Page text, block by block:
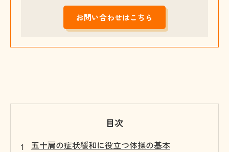
お問い合わせはこちら
目次
五十肩の症状緩和に役立つ体操の基本